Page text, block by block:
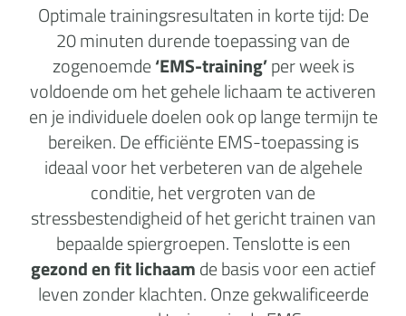
Optimale trainingsresultaten in korte tijd: De
20 minuten durende toepassing van de
zogenoemde‘EMS-training’per week is
voldoende om het gehele lichaam te activeren
en je individuele doelen ook op lange termijn te
bereiken. De efficiënte EMS-toepassing is
ideaal voor het verbeteren van de algehele
conditie, het vergroten van de
stressbestendigheid of het gericht trainen van
bepaalde spiergroepen. Tenslotte is een
gezond en fit lichaamde basis voor een actief
leven zonder klachten. Onze gekwalificeerde